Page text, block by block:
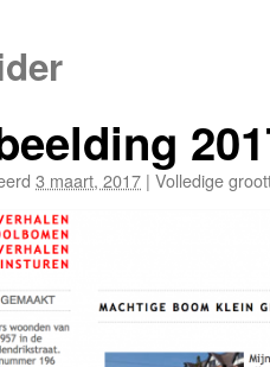
3 maart, 2017 | Volledige